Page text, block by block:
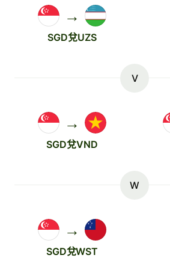
→
SGD兌UZS
V
→
SGD兌VND
W
→
SGD兌WST